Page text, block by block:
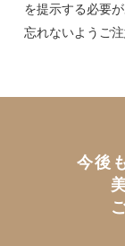
を提示する必要
忘れないようご注
今後